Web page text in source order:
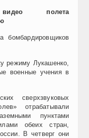
полета
бомбардировщиков
режиму Лукашенко,
военные учения в
сверхзвуковых
отрабатывали
пунктами
обеих стран,
В четверг они